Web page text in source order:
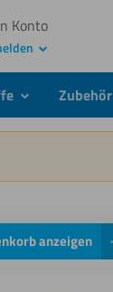
Konto
submenuZubehör
anzeigen